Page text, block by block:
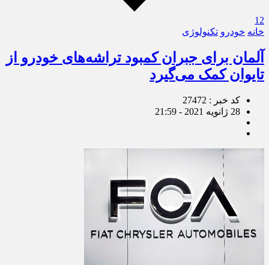
12
خانه خودرو تکنولوژی
آلمان برای جبران کمبود تراشه‌های خودرو از
تایوان کمک می‌گیرد
کد خبر : 27472
28 ژانویه 2021 - 21:59